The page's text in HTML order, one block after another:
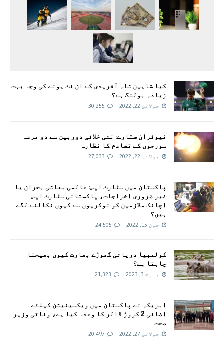
کیا شاہین شاہ آفریدی کے ان فٹ ہونے کی وجہ بہت
زیادہ بولنگ ہے؟
جولائی 22, 2022 30,255
نیوٹران ستارے: نئی خلائی دوربین سے دو مردہ
سورجوں کے تصادم کا نظارہ
جولائی 22, 2022 27,033
پاکستان میں سٹارٹ اپس: عالمی معاشی بحران یا
غیر ضروری اخراجات، پاکستانی سٹارٹ اپس
اچانک ملازمین کو نوکریوں سے کیوں نکالنے لگے
ہیں؟
جون 15, 2022 24,505
کولمبیا دریائی گھوڑے بھارت کیوں بھیجنا
چاہتا ہے؟
مارچ 3, 2023 21,323
امريکہ نے پاکستان میں ویکسینیشن کیلئے
اضافی 2 کروڑ ڈالر کا وعدہ کیا ہے، وفاقی وزیر
صحت
جولائی 27, 2022 20,497